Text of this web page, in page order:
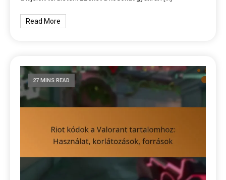
Read More
27 MINS READ